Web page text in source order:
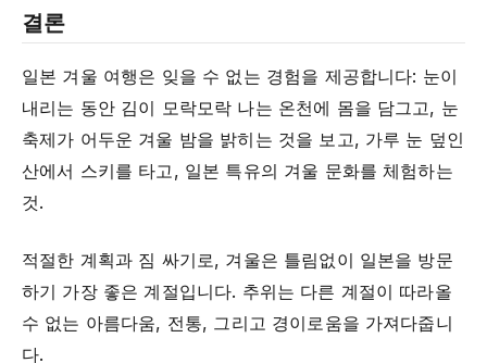
결론
일본 겨울 여행은 잊을 수 없는 경험을 제공합니다: 눈이
내리는 동안 김이 모락모락 나는 온천에 몸을 담그고, 눈
축제가 어두운 겨울 밤을 밝히는 것을 보고, 가루 눈 덮인
산에서 스키를 타고, 일본 특유의 겨울 문화를 체험하는
것.
적절한 계획과 짐 싸기로, 겨울은 틀림없이 일본을 방문
하기 가장 좋은 계절입니다. 추위는 다른 계절이 따라올
수 없는 아름다움, 전통, 그리고 경이로움을 가져다줍니
다.